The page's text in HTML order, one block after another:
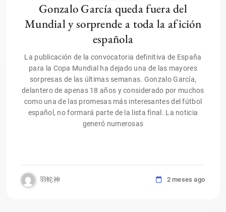
Gonzalo García queda fuera del
Mundial y sorprende a toda la afición
española
La publicación de la convocatoria definitiva de España
para la Copa Mundial ha dejado una de las mayores
sorpresas de las últimas semanas. Gonzalo García,
delantero de apenas 18 años y considerado por muchos
como una de las promesas más interesantes del fútbol
español, no formará parte de la lista final. La noticia
generó numerosas
羽蛇神 2 meses ago